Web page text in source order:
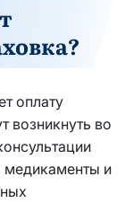
оплату
возникнуть во
медикаменты и